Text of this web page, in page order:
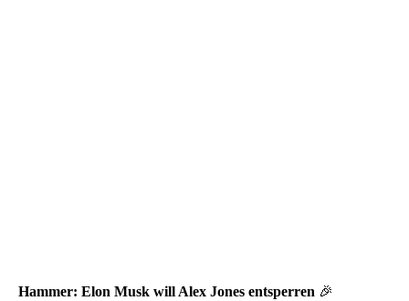
Hammer: Elon Musk will Alex Jones entsperren 🎉